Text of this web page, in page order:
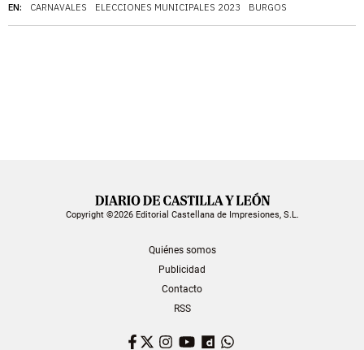
EN: CARNAVALES ELECCIONES MUNICIPALES 2023 BURGOS
Copyright ©2026 Editorial Castellana de Impresiones, S.L.
Quiénes somos
Publicidad
Contacto
RSS
Facebook
TwitterInstagram
YouTubeDailymotion